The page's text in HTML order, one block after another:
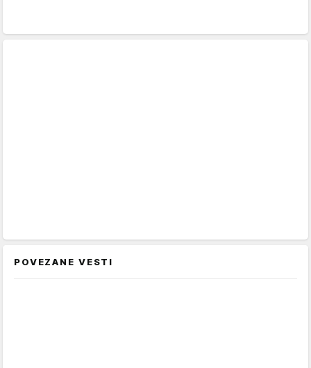
POVEZANE VESTI